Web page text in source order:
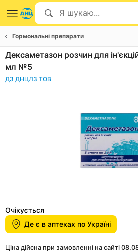
Гормональні препарати
Дексаметазон розчин для
мл №5
ДЗ ДНЦЛЗ ТОВ
1
of
1
Очікується
Де є в аптеках по Україні
Ціна дійсна при замовленні на сайті